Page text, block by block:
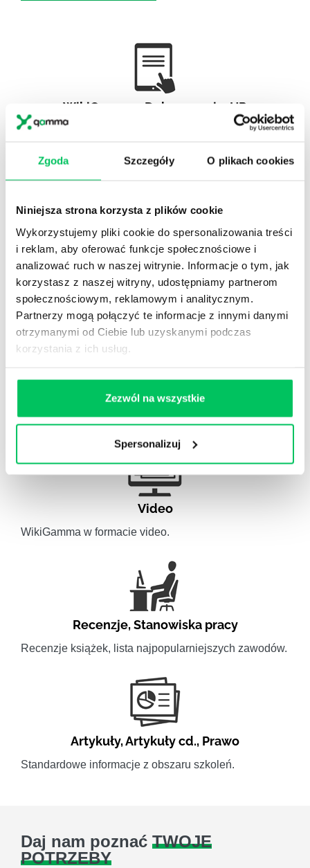
Zgoda Szczegóły O plikach cookies
Niniejsza strona korzysta z plików cookie
Wykorzystujemy pliki cookie do spersonalizowania treści
i reklam, aby oferować funkcje społecznościowe i
analizować ruch w naszej witrynie. Informacje o tym, jak
korzystasz z naszej witryny, udostępniamy partnerom
społecznościowym, reklamowym i analitycznym.
Partnerzy mogą połączyć te informacje z innymi danymi
otrzymanymi od Ciebie lub uzyskanymi podczas
korzystania z ich usług.
Zezwól na wszystkie
Spersonalizuj
WikiGamma Delegowanie HR
Autorskie raporty, wartościowy know-how, pigułki
Gamma Q&A
Odpowiedzi na często pojawiające się pytania z
obszaru HR.
Artykuły związane ze szkoleniami eksperckimi.
Video
WikiGamma w formacie video.
Recenzje,Stanowiska pracy
Recenzje książek, lista najpopularniejszych zawodów.
Artykuły,Artykuły cd., Prawo
Standardowe informacje z obszaru szkoleń.
Daj nam poznać TWOJE
POTRZEBY